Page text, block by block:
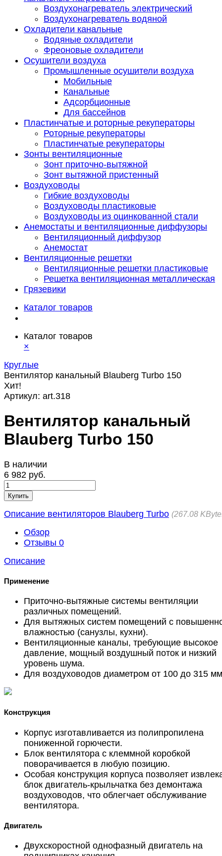
Воздухонагреватель электрический
Воздухонагреватель водяной
Охладители канальные
Водяные охладители
Фреоновые охладители
Осушители воздуха
Промышленные осушители воздуха
Мобильные
Канальные
Адсорбционные
Для бассейнов
Пластинчатые и роторные рекуператоры
Роторные рекуператоры
Пластинчатые рекуператоры
Зонты вентиляционные
Зонт приточно-вытяжной
Зонт вытяжной пристенный
Воздуховоды
Гибкие воздуховоды
Воздуховоды пластиковые
Воздуховоды из оцинкованной стали
Анемостаты и вентиляционные диффузоры
Вентиляционный диффузор
Анемостат
Вентиляционные решетки
Вентиляционные решетки пластиковые
Решетка вентиляционная металлическая
Грязевики
Каталог товаров
Каталог товаров
×
Круглые
Вентилятор канальный Blauberg Turbo 150
Хит!
Артикул: art.318
Вентилятор канальный
Blauberg Turbo 150
В наличии
6 982 руб.
Купить
Описание вентиляторов Blauberg Turbo 267.08
Обзор
Отзывы 0
Описание
Применение
Приточно-вытяжные системы вентиляции
различных помещений.
Для вытяжных систем помещений с
влажностью (санузлы, кухни).
Вентиляционные каналы, требующие высокое
давление, мощный воздушный поток и низкий
уровень шума.
Для воздуховодов диаметром от 100 до 315
Конструкция
Корпус изготавливается из полипропилена
пониженной горючести.
Блок вентилятора с клеммной коробкой
поворачивается в любую позицию.
Особая конструкция корпуса позволяет
блок двигатель-крыльчатка без демонтажа
воздуховодов, что облегчает обслуживание
вентилятора.
Двигатель
Двухскоростной однофазный двигатель на